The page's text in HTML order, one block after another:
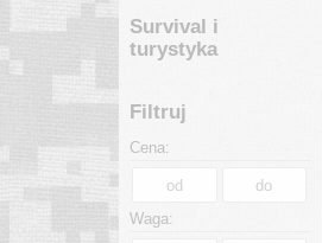
Survival i
turystyka
Filtruj
Cena:
Waga: